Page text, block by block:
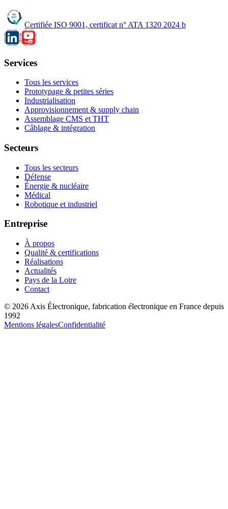
Certifiée ISO 9001, certificat n° ATA 1320 2024 b
Services
Tous les services
Prototypage & petites séries
Industrialisation
Approvisionnement & supply chain
Assemblage CMS et THT
Câblage & intégration
Secteurs
Tous les secteurs
Défense
Énergie & nucléaire
Médical
Robotique et industriel
Entreprise
À propos
Qualité & certifications
Réalisations
Actualités
Pays de la Loire
Contact
© 2026 Axis Électronique, fabrication électronique en France depuis
1992
Mentions légalesConfidentialité